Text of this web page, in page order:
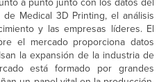
Medical 3D Printing, el análisis
y las empresas líderes. El
el mercado proporciona datos
la expansión de la industria de
está formado por grandes